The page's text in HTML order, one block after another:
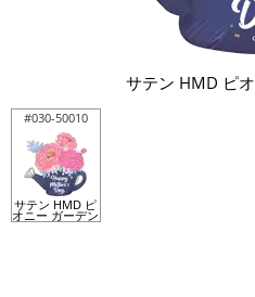
サテン HMD ピ
#030-50010
サテン HMD ピ
オニー ガーデン